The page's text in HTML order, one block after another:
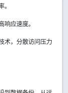
。
响应速度。
，分散访问压力。